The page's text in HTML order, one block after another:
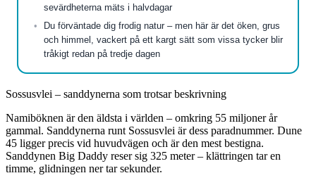
sevärdheterna mäts i halvdagar
Du förväntade dig frodig natur – men här är det öken, grus
och himmel, vackert på ett kargt sätt som vissa tycker blir
tråkigt redan på tredje dagen
Sossusvlei – sanddynerna som trotsar beskrivning
Namiböknen är den äldsta i världen – omkring 55 miljoner år
gammal. Sanddynerna runt Sossusvlei är dess paradnummer. Dune
45 ligger precis vid huvudvägen och är den mest bestigna.
Sanddynen Big Daddy reser sig 325 meter – klättringen tar en
timme, glidningen ner tar sekunder.